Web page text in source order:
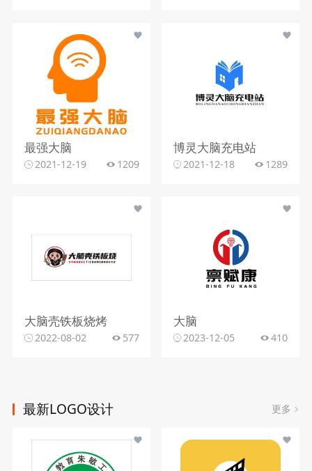
最强大脑
2021-12-19 1209
博灵大脑充电站
2021-12-18 1289
大脑壳铁板烧烤
2022-08-02 577
大脑
2023-12-05 410
最新LOGO设计 更多